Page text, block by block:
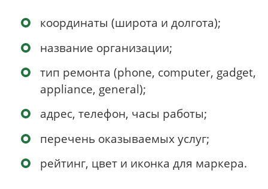
координаты (широта и долгота);
название организации;
тип ремонта (phone, computer, gadget,
appliance, general);
адрес, телефон, часы работы;
перечень оказываемых услуг;
рейтинг, цвет и иконка для маркера.